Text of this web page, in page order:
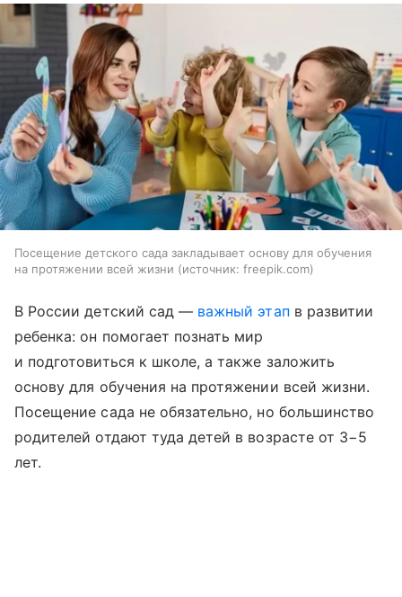
Посещение детского сада закладывает основу для обучения
на протяжении всей жизни
источник: freepik.com
В России детский сад — важный этап в развитии
ребенка: он помогает познать мир
и подготовиться к школе, а также заложить
основу для обучения на протяжении всей жизни.
Посещение сада не обязательно, но большинство
родителей отдают туда детей в возрасте от 3−5
лет.